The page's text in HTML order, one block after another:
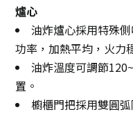
爐心
油炸爐心採用特殊
功率，加熱平均，火力
油炸溫度可調節
置。
櫥櫃門把採用雙圓